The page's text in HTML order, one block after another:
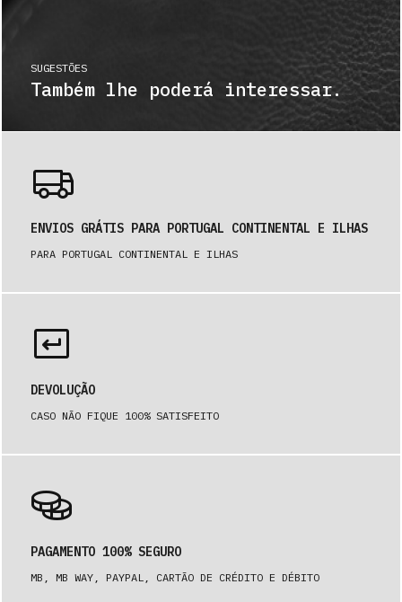
SUGESTÕES
Também lhe poderá interessar.
ENVIOS GRÁTIS PARA PORTUGAL CONTINENTAL E ILHAS
PARA PORTUGAL CONTINENTAL E ILHAS
DEVOLUÇÃO
CASO NÃO FIQUE 100% SATISFEITO
PAGAMENTO 100% SEGURO
MB, MB WAY, PAYPAL, CARTÃO DE CRÉDITO E DÉBITO